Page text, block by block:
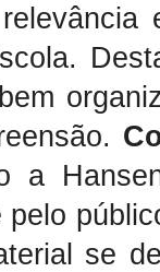
a
se